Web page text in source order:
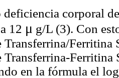
deficiencia corporal
12 μ g/L (3). Con
Transferrina/
Transferrina-
en la fórmula el